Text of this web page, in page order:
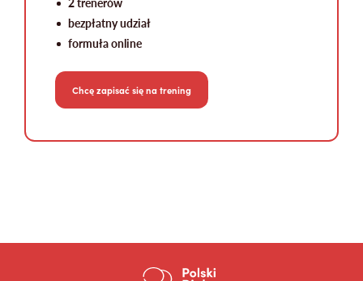
bezpłatny udział
formuła online
Chcę zapisać się na trening